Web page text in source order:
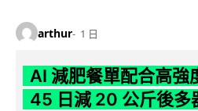
arthur 1 日
AI 減肥餐單配合高
45 日減 20 公斤後多